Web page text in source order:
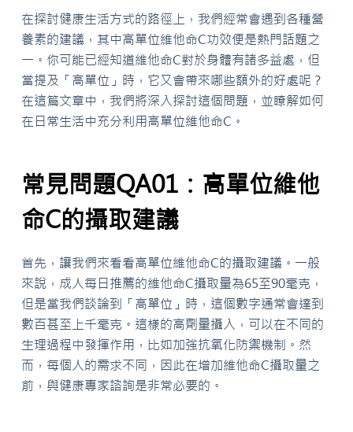
在探討健康生活方式的路徑上，我們經常會遇到各種營
養素的建議，其中高單位維他命C功效便是熱門話題之
一。你可能已經知道維他命C對於身體有諸多益處，但
當提及「高單位」時，它又會帶來哪些額外的好處呢？
在這篇文章中，我們將深入探討這個問題，並瞭解如何
在日常生活中充分利用高單位維他命C。
常見問題QA01：高單位維他
命C的攝取建議
首先，讓我們來看看高單位維他命C的攝取建議。一般
來說，成人每日推薦的維他命C攝取量為65至90毫克，
但是當我們談論到「高單位」時，這個數字通常會達到
數百甚至上千毫克。這樣的高劑量攝入，可以在不同的
生理過程中發揮作用，比如加強抗氧化防禦機制。然
而，每個人的需求不同，因此在增加維他命C攝取量之
前，與健康專家諮詢是非常必要的。